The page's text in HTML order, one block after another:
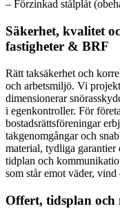
– Förzinkad stålplåt
Säkerhet, kvalitet
fastigheter & BRF
Rätt taksäkerhet och
och arbetsmiljö. Vi
dimensionerar
i egenkontroller. För
bostadsrättsföreningar
takgenomgångar och
material, tydliga
tidplan och
som står emot väder,
Offert, tidsplan och